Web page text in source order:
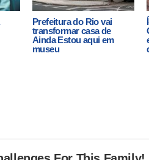
Prefeitura do Rio vai
transformar casa de
Ainda Estou aqui em
museu